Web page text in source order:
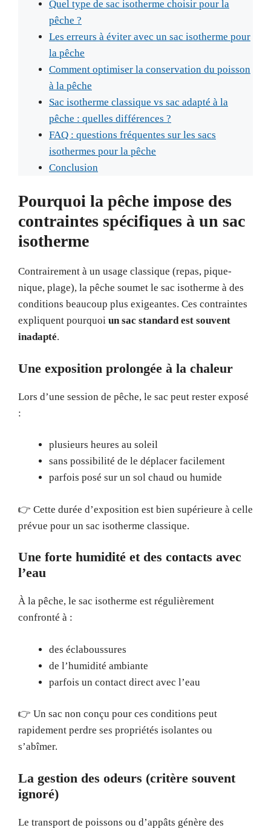
Quel type de sac isotherme choisir pour la
pêche ?
Les erreurs à éviter avec un sac isotherme pour
la pêche
Comment optimiser la conservation du poisson
à la pêche
Sac isotherme classique vs sac adapté à la
pêche : quelles différences ?
FAQ : questions fréquentes sur les sacs
isothermes pour la pêche
Conclusion
Pourquoi la pêche impose des
contraintes spécifiques à un sac
isotherme
Contrairement à un usage classique (repas, pique-
nique, plage), la pêche soumet le sac isotherme à des
conditions beaucoup plus exigeantes. Ces contraintes
expliquent pourquoi un sac standard est souvent
inadapté.
Une exposition prolongée à la chaleur
Lors d’une session de pêche, le sac peut rester exposé
:
plusieurs heures au soleil
sans possibilité de le déplacer facilement
parfois posé sur un sol chaud ou humide
👉 Cette durée d’exposition est bien supérieure à celle
prévue pour un sac isotherme classique.
Une forte humidité et des contacts avec
l’eau
À la pêche, le sac isotherme est régulièrement
confronté à :
des éclaboussures
de l’humidité ambiante
parfois un contact direct avec l’eau
👉 Un sac non conçu pour ces conditions peut
rapidement perdre ses propriétés isolantes ou
s’abîmer.
La gestion des odeurs (critère souvent
ignoré)
Le transport de poissons ou d’appâts génère des